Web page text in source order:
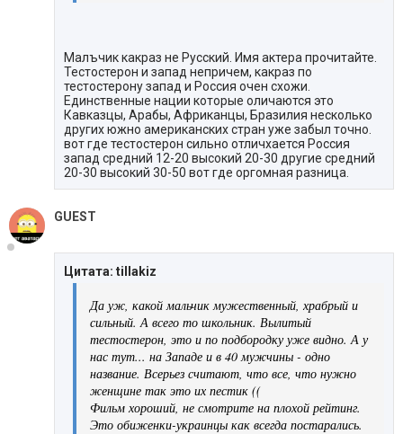
Малъчик какраз не Русский. Имя актера прочитайте.
Тестостерон и запад непричем, какраз по
тестостерону запад и Россия очен схожи.
Единственные нации которые оличаются это
Кавказцы, Арабы, Африканцы, Бразилия несколько
других южно американских стран уже забыл точно.
вот где тестостерон сильно отличхается Россия
запад средний 12-20 высокий 20-30 другие средний
20-30 высокий 30-50 вот где оргомная разница.
GUEST
Цитата: tillakiz
Да уж, какой мальчик мужественный, храбрый и
сильный. А всего то школьник. Вылитый
тестостерон, это и по подбородку уже видно. А у
нас тут... на Западе и в 40 мужчины - одно
название. Всерьез считают, что все, что нужно
женщине так это их пестик ((
Фильм хороший, не смотрите на плохой рейтинг.
Это обиженки-украинцы как всегда постарались.